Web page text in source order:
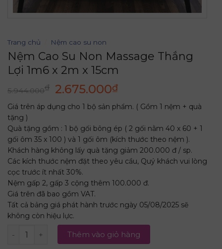
Trang chủ Nệm cao su non
Nệm Cao Su Non Massage Thắng
Lợi 1m6 x 2m x 15cm
5.944.000₫
Giá
gốc
là:
5.944.000₫.
2.675.000₫Giá
hiện
tại
là:
2.675.000₫.
Giá trên áp dụng cho 1 bộ sản phẩm. ( Gồm 1 nệm + quà
tặng )
Quà tặng gồm : 1 bộ gối bông ép ( 2 gối nằm 40 x 60 + 1
gối ôm 35 x 100 ) và 1 gối ôm (kích thước theo nệm ).
Khách hàng không lấy quà tặng giảm 200.000 đ / sp.
Các kích thước nệm đặt theo yêu cầu, Quý khách vui lòng
cọc trước ít nhất 30%.
Nệm gấp 2, gấp 3 cộng thêm 100.000 đ.
Giá trên đã bao gồm VAT.
Tất cả bảng giá phát hành trước ngày 05/08/2025 sẽ
không còn hiệu lực.
Nệm Cao Su Non Massage Thắng Lợi 1m6 x 2m x 15cm
Thêm vào giỏ hàng